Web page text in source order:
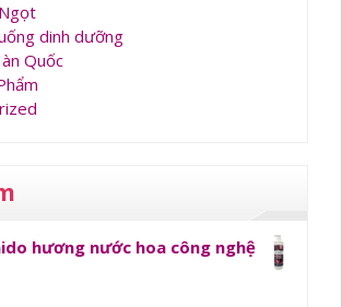
dinh dưỡng
Quốc
hương nước hoa công nghệ